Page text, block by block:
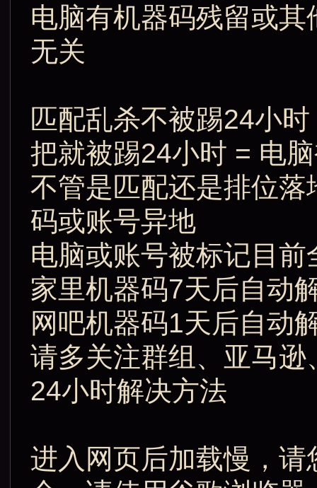
电脑有机器码残留或
无关
匹配乱杀不被踢24小
把就被踢24小时 = 电
不管是匹配还是排位
码或账号异地
电脑或账号被标记目
家里机器码7天后自动
网吧机器码1天后自动
请多关注群组、亚马
24小时解决方法
进入网页后加载慢，